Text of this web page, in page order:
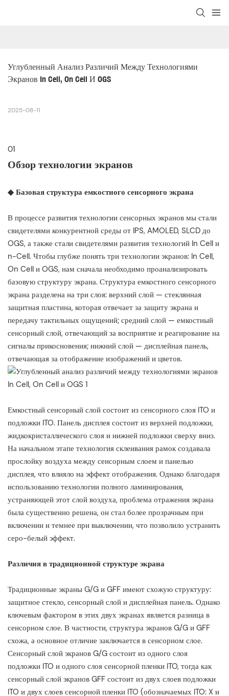
Углубленный Анализ Различий Между Технологиями
Экранов In Cell, On Cell И OGS
2025-08-11
01
Обзор технологии экранов
◆ Базовая структура емкостного сенсорного экрана
В процессе развития технологии сенсорных экранов мы стали
свидетелями конкурентной среды от IPS, AMOLED, SLCD до
OGS, а также стали свидетелями развития технологий In Cell и
n-Cell. Чтобы глубже понять три технологии экранов: In Cell,
On Cell и OGS, нам сначала необходимо проанализировать
базовую структуру экрана. Структура емкостного сенсорного
экрана разделена на три слоя: верхний слой — стеклянная
защитная пластина, которая отвечает за защиту экрана и
передачу тактильных ощущений; средний слой — емкостный
сенсорный слой, отвечающий за восприятие и реагирование на
сигналы прикосновения; нижний слой — дисплейная панель,
отвечающая за отображение изображений и цветов.
Емкостный сенсорный слой состоит из сенсорного слоя ITO и
подложки ITO. Панель дисплея состоит из верхней подложки,
жидкокристаллического слоя и нижней подложки сверху вниз.
На начальном этапе технология склеивания рамок создавала
прослойку воздуха между сенсорным слоем и панелью
дисплея, что влияло на эффект отображения. Однако благодаря
использованию технологии полного ламинирования,
устраняющей этот слой воздуха, проблема отражения экрана
была существенно решена, он стал более прозрачным при
включении и темнее при выключении, что позволило устранить
серо-белый эффект.
Различия в традиционной структуре экрана
Традиционные экраны G/G и GFF имеют схожую структуру:
защитное стекло, сенсорный слой и дисплейная панель. Однако
ключевым фактором в этих двух экранах является разница в
сенсорном слое. В частности, структура экранов G/G и GFF
схожа, а основное отличие заключается в сенсорном слое.
Сенсорный слой экранов G/G состоит из одного слоя
подложки ITO и одного слоя сенсорной пленки ITO, тогда как
сенсорный слой экранов GFF состоит из двух слоев подложки
ITO и двух слоев сенсорной пленки ITO (обозначаемых ITO: X и